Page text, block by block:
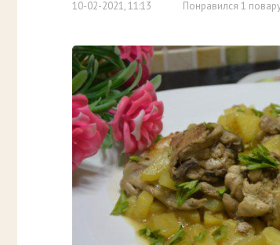
10-02-2021, 11:13 Понравился 1